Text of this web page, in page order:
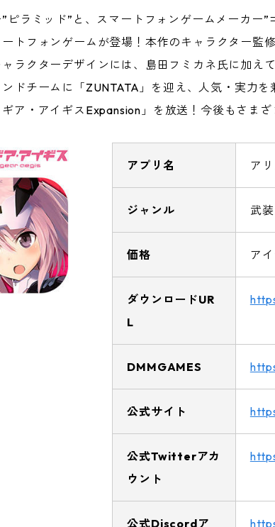
ピラミッド”と、スマートフォンゲームメーカー
トフォンゲームが登場！本作のキャラクター監
ラクターデザインには、島田フミカネ氏に加え
ドチームに「ZUNTATA」を迎え、人気・実力
ア・アイギスExpansion」を放送！今後もさま
アプリ名 ア
ジャンル 武
価格 ア
ダウンロードUR
L
DMMGAMES
公式サイト
公式Twitterアカ
ウント
公式Discordア